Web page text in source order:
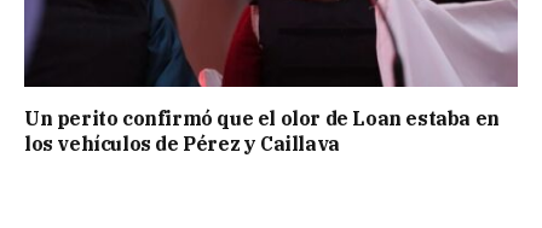
Un perito confirmó que el olor de Loan estaba en
los vehículos de Pérez y Caillava